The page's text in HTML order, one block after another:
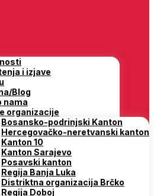
i izjave
Blog
nama
organizacije
Bosansko-podrinjski Kanton
Hercegovačko-neretvanski kanton
Kanton 10
Kanton Sarajevo
Posavski kanton
Regija Banja Luka
Distriktna organizacija Brčko
Regija Doboj